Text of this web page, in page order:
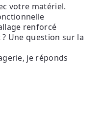
votre matériel.
renforcé
? Une question sur la
je réponds